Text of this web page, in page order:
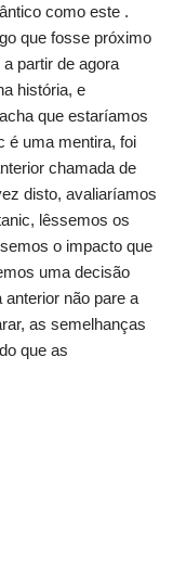
como este .
que fosse próximo
partir de agora
história, e
que estaríamos
é uma mentira, foi
chamada de
disto, avaliaríamos
lêssemos os
o impacto que
uma decisão
não pare a
as semelhanças
que as